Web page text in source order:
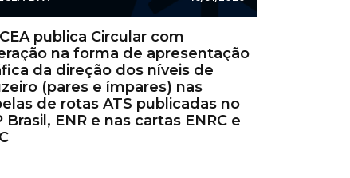
publica Circular com
na forma de apresentação
da direção dos níveis de
(pares e ímpares) nas
de rotas ATS publicadas no
Brasil, ENR e nas cartas ENRC e